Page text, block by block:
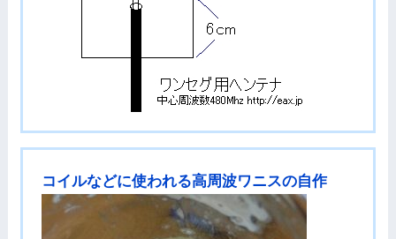
コイルなどに使われる高周波ワニスの自作